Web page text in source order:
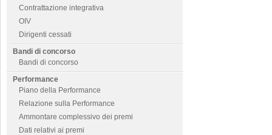
Contrattazione integrativa
OIV
Dirigenti cessati
Bandi di concorso
Bandi di concorso
Performance
Piano della Performance
Relazione sulla Performance
Ammontare complessivo dei premi
Dati relativi ai premi